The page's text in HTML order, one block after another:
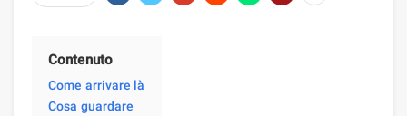
Contenuto
Come arrivare là
Cosa guardare